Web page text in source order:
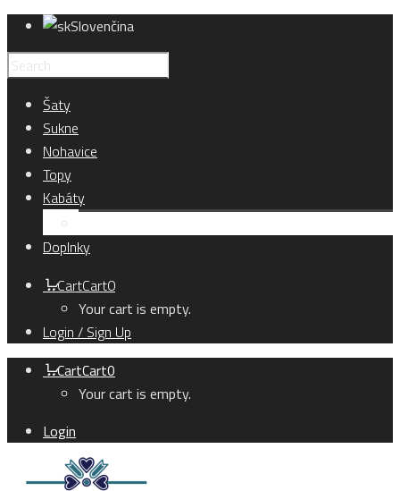
Slovenčina
Šaty
Sukne
Nohavice
Topy
Kabáty
Doplnky
CartCart0
Your cart is empty.
Login / Sign Up
CartCart0
Your cart is empty.
Login